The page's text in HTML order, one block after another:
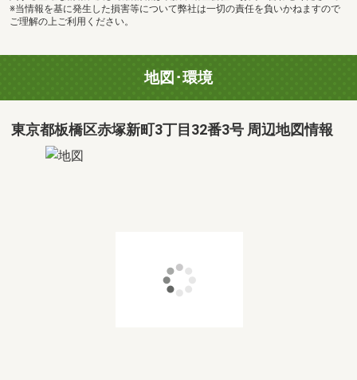
※当情報を基に発生した損害等について弊社は一切の責任を負いかねますので
ご理解の上ご利用ください。
地図･環境
東京都板橋区赤塚新町3丁目32番3号 周辺地図情報